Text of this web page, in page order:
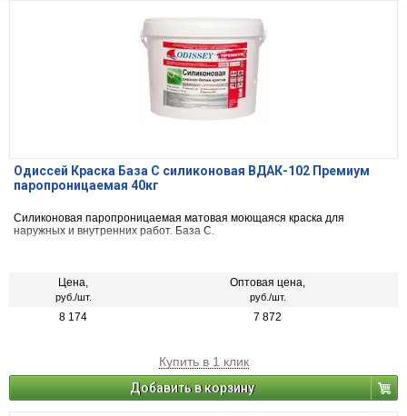
Одиссей Краска База С силиконовая ВДАК-102 Премиум
паропроницаемая 40кг
Силиконовая паропроницаемая матовая моющаяся краска для
наружных и внутренних работ. База С.
Цена,
руб./шт.
Оптовая цена,
руб./шт.
8 174 7 872
Купить в 1 клик
Добавить в корзину